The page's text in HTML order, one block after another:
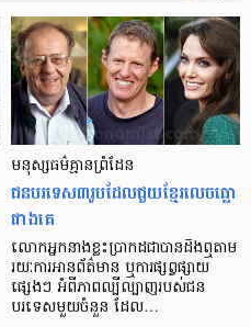
មនុស្ស​ធម៌​គ្មាន​ព្រំដែន
ជន​បរទេស​៣​រូប​ដែល​ជួយ​ខ្មែរ​លេច​ធ្លោ​
ជាង​គេ
លោកអ្នក​នាង​ខ្លះ​ប្រាកដ​ជា​បាន​​ដឹង​ឮ​តាម​
រយៈ​ការ​អាន​ព័ត៌មាន ឬ​ការ​ផ្សព្វផ្សាយ​
ផ្សេងៗ អំពី​ភាព​ល្បីល្បាញ​របស់​ជន​
បរទេស​មួយ​ចំនួន ដែល…